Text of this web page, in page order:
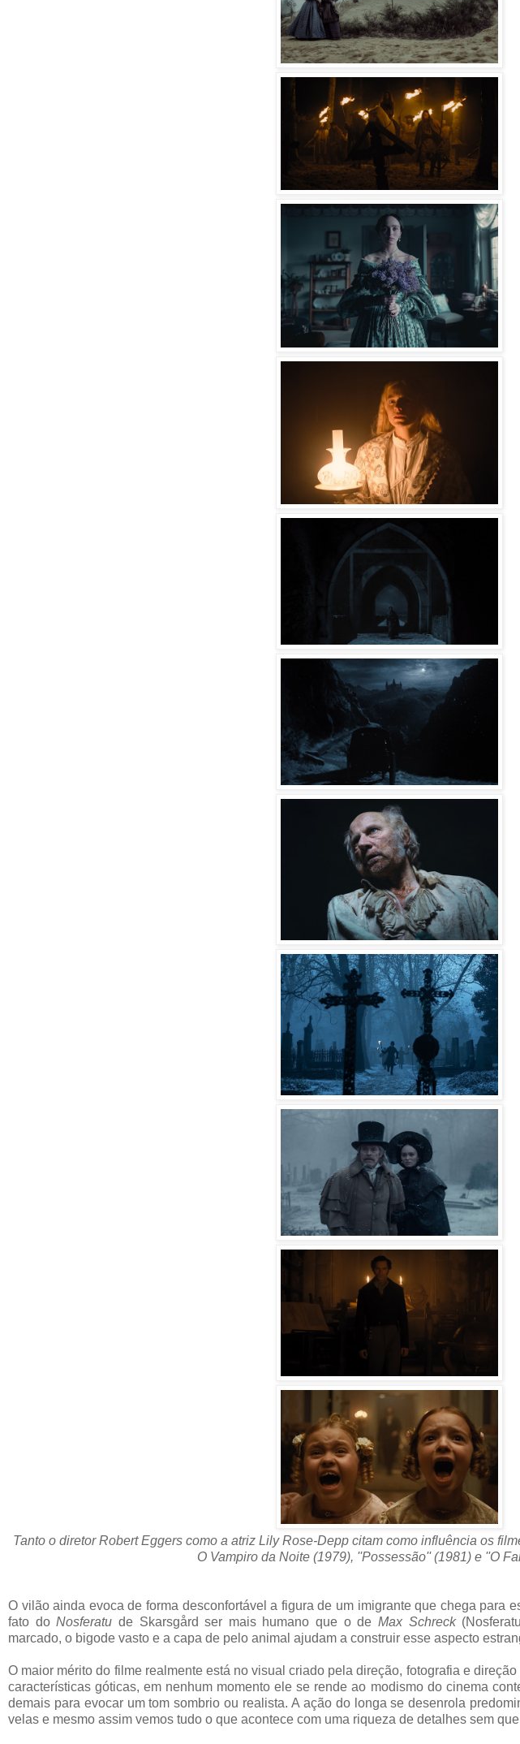
Tanto o diretor Robert Eggers como a atriz Lily Rose-Depp citam como influência os
O Vampiro da Noite (1979), ''Possessão'' (1981) e ''O
O vilão ainda evoca de forma desconfortável a figura de um imigrante que chega para
fato doNosferatu de Skarsgård ser mais humano que o de Max Schreck
marcado, o bigode vasto e a capa de pelo animal ajudam a construir esse aspecto
O maior mérito do filme realmente está no visual criado pela direção, fotografia e
características góticas, em nenhum momento ele se rende ao modismo do cinema
demais para evocar um tom sombrio ou realista. A ação do longa se desenrola
velas e mesmo assim vemos tudo o que acontece com uma riqueza de detalhes sem